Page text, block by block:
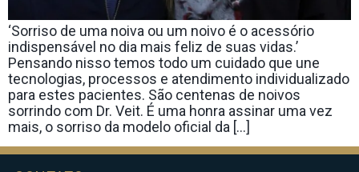
‘Sorriso de uma noiva ou um noivo é o acessório
indispensável no dia mais feliz de suas vidas.’
Pensando nisso temos todo um cuidado que une
tecnologias, processos e atendimento individualizado
para estes pacientes. São centenas de noivos
sorrindo com Dr. Veit. É uma honra assinar uma vez
mais, o sorriso da modelo oficial da […]